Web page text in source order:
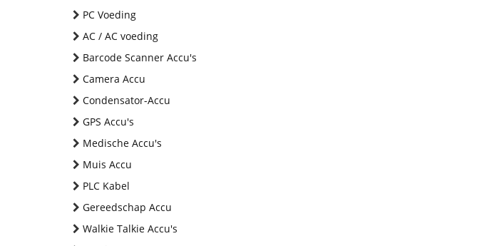
PC Voeding
AC / AC voeding
Barcode Scanner Accu's
Camera Accu
Condensator-Accu
GPS Accu's
Medische Accu's
Muis Accu
PLC Kabel
Gereedschap Accu
Walkie Talkie Accu's